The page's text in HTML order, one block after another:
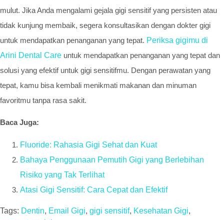
mulut. Jika Anda mengalami gejala gigi sensitif yang persisten atau
tidak kunjung membaik, segera konsultasikan dengan dokter gigi
untuk mendapatkan penanganan yang tepat. Periksa gigimu di
Arini Dental Care untuk mendapatkan penanganan yang tepat dan
solusi yang efektif untuk gigi sensitifmu. Dengan perawatan yang
tepat, kamu bisa kembali menikmati makanan dan minuman
favoritmu tanpa rasa sakit.
Baca Juga:
Fluoride: Rahasia Gigi Sehat dan Kuat
Bahaya Penggunaan Pemutih Gigi yang Berlebihan
Risiko yang Tak Terlihat
Atasi Gigi Sensitif: Cara Cepat dan Efektif
Tags: Dentin, Email Gigi, gigi sensitif, Kesehatan Gigi,